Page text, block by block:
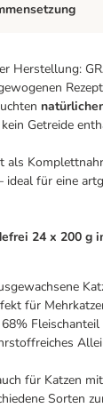
Herstellung:
Getreide
als
für eine
24 x 200 g
für
68%
für Katzen
Sorten